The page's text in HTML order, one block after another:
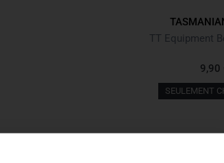
TT Equipment
9,90
SEULEMENT